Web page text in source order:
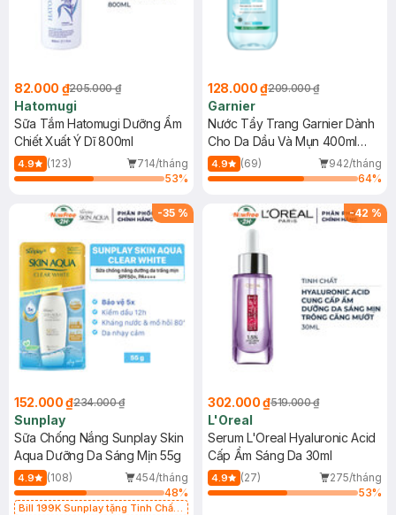
82.000 ₫205.000 ₫
Hatomugi
Sữa Tắm Hatomugi Dưỡng Ẩm
Chiết Xuất Ý Dĩ 800ml
4.9 (123)
714/tháng
53%
128.000 ₫209.000 ₫
Garnier
Nước Tẩy Trang Garnier Dành
Cho Da Dầu Và Mụn 400ml
(Mới)
4.9 (69)
942/tháng
64%
-35 %
152.000 ₫234.000 ₫
Sunplay
Sữa Chống Nắng Sunplay Skin
Aqua Dưỡng Da Sáng Mịn 55g
4.9 (108)
454/tháng
48%
Bill 199K Sunplay tặng Tinh Chất
-42 %
302.000 ₫519.000 ₫
L'Oreal
Serum L'Oreal Hyaluronic Acid
Cấp Ẩm Sáng Da 30ml
4.9 (27)
275/tháng
53%